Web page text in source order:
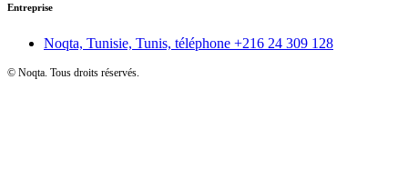
Entreprise
Noqta, Tunisie, Tunis, téléphone +216 24 309 128
© Noqta. Tous droits réservés.